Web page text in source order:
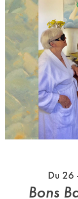
Du 26
Bons